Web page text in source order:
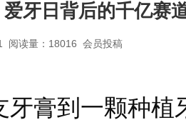
爱牙日背后的千亿赛
阅读量：18016 会员投稿
牙膏到一颗种植